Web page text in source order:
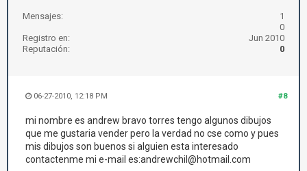
Mensajes:
1
0
Registro en:
Jun 2010
Reputación:
0
#8
06-27-2010, 12:18 PM
mi nombre es andrew bravo torres tengo algunos dibujos
que me gustaria vender pero la verdad no cse como y pues
mis dibujos son buenos si alguien esta interesado
contactenme mi e-mail es:andrewchil@hotmail.com